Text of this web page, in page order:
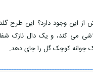
از این وجود دارد؟ این طرح
می کند، و یک دال نازک
یک جوانه کوچک گل را جای دهد.